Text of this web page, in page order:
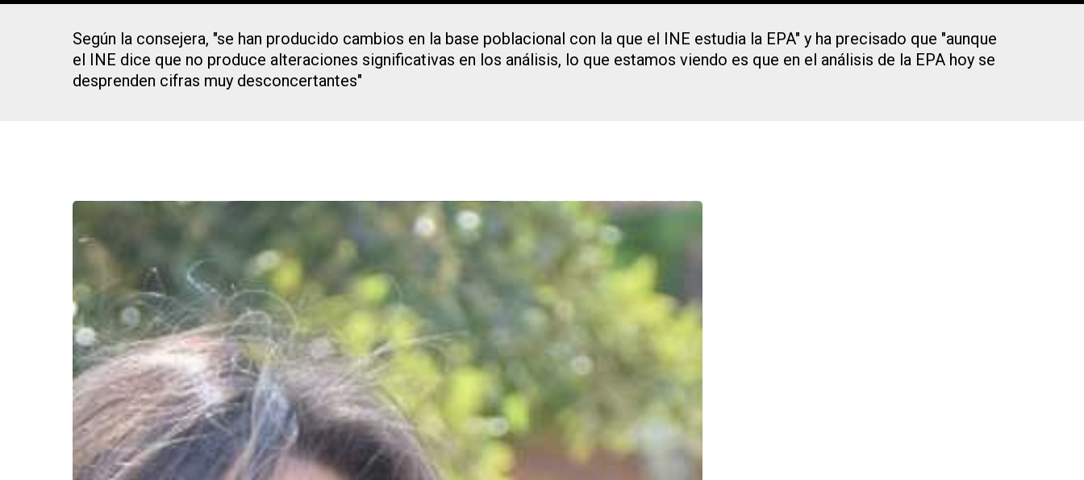
Según la consejera, "se han producido cambios en la base poblacional con la que el INE estudia la EPA" y ha precisado que "aunque
el INE dice que no produce alteraciones significativas en los análisis, lo que estamos viendo es que en el análisis de la EPA hoy se
desprenden cifras muy desconcertantes"